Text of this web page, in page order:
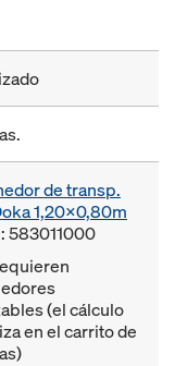
de transp.
1,20x0,80m
583011000
(el cálculo
en el carrito de